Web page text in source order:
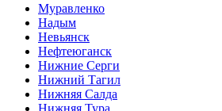
Муравленко
Надым
Невьянск
Нефтеюганск
Нижние Серги
Нижний Тагил
Нижняя Салда
Нижняя Тура